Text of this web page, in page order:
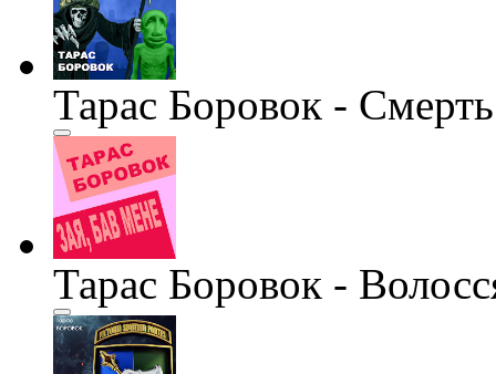
Тарас Боровок -
Тарас Боровок -